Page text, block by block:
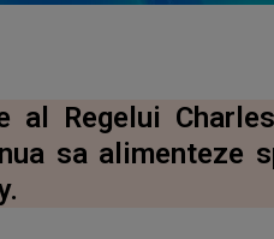
al Regelui
sa alimenteze